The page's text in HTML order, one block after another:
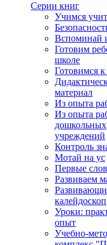
Серии книг
Учимся
Вспоминай
Готовим
школе
Готовимся к
материал
Из опыта
Из опыта
дошкольных
учреждений
Контроль
Мотай на ус
Первые
Развиваем
калейдоскоп
Уроки:
опыт
Учебно-